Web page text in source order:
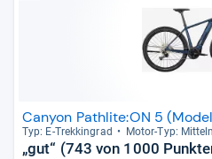
Canyon Pathlite:ON 5
Typ: E-​Trek­kin­grad Motor-​Typ:
„gut“ (743 von 1000